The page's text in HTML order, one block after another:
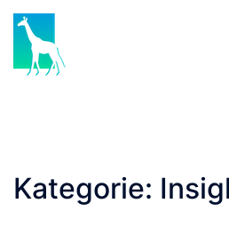
Skip
content
Kategorie: